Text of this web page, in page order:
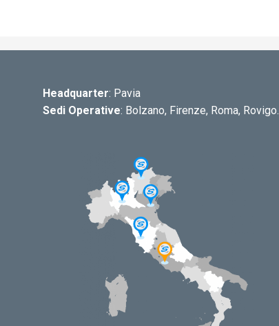
Headquarter: Pavia
Sedi Operative: Bolzano, Firenze, Roma, Rovigo.